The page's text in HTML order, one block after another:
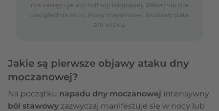
nie zastępuje konsultacji lekarskiej. Wskaźnik nie
uwzględnia m.in. masy mięśniowej, budowy ciała
ani wieku.
Jakie są pierwsze objawy ataku dny
moczanowej?
Na początku napadu dny moczanowej intensywny
ból stawowy zazwyczaj manifestuje się w nocy lub